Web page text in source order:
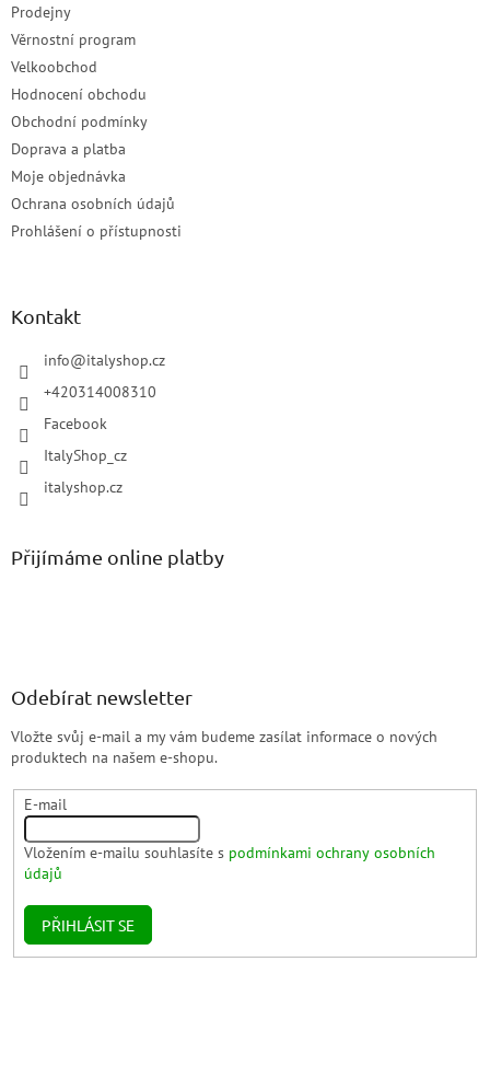
Prodejny
Věrnostní program
Velkoobchod
Hodnocení obchodu
Obchodní podmínky
Doprava a platba
Moje objednávka
Ochrana osobních údajů
Prohlášení o přístupnosti
Kontakt
info@italyshop.cz
+420314008310
Facebook
ItalyShop_cz
italyshop.cz
Přijímáme online platby
Odebírat newsletter
Vložte svůj e-mail a my vám budeme zasílat informace o nových
produktech na našem e-shopu.
E-mail
Vložením e-mailu souhlasíte s podmínkami ochrany osobních
údajů
PŘIHLÁSIT SE